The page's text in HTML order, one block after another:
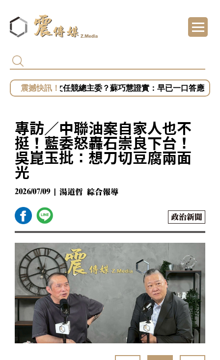
攻新北！蔡英文任競總主委？蘇巧慧證實：早已一口答應
藍營點名姜至剛、許輔為毒油下架標準下台
專訪／中聯油案自家人也不
挺！藍委怒轟石崇良下台！
吳崑玉批：想刀切豆腐兩面
光
2026/07/09 | 湯道哲 綜合報導
政治新聞